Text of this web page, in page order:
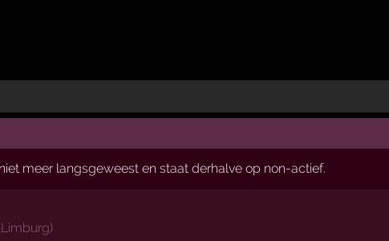
meer langsgeweest en staat derhalve op non-actief.
Limburg)